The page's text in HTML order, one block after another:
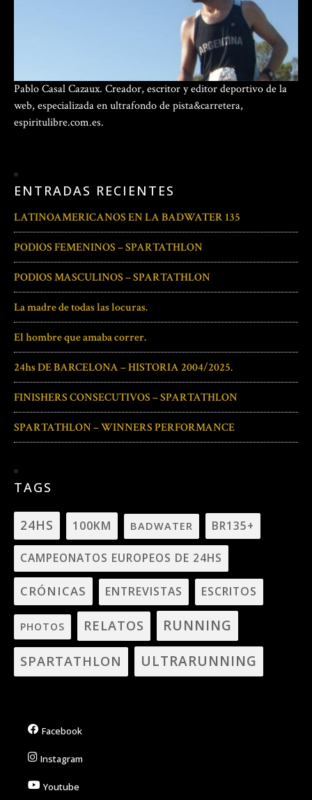
Pablo Casal Cazaux. Creador, escritor y editor deportivo de la
web, especializada en ultrafondo de pista&carretera,
espiritulibre.com.es.
ENTRADAS RECIENTES
LATINOAMERICANOS EN LA BADWATER 135
PODIOS FEMENINOS – SPARTATHLON
PODIOS MASCULINOS – SPARTATHLON
La madre de todas las locuras.
El hombre que amaba correr.
24hs DE BARCELONA – HISTORIA 2004/2025.
FINISHERS CONSECUTIVOS – SPARTATHLON
SPARTATHLON – WINNERS PERFORMANCE
TAGS
24HS 100KM BADWATER BR135+
CAMPEONATOS EUROPEOS DE 24HS
CRÓNICAS ENTREVISTAS ESCRITOS
PHOTOS RELATOS RUNNING
SPARTATHLON ULTRARUNNING
Facebook
Instagram
Youtube